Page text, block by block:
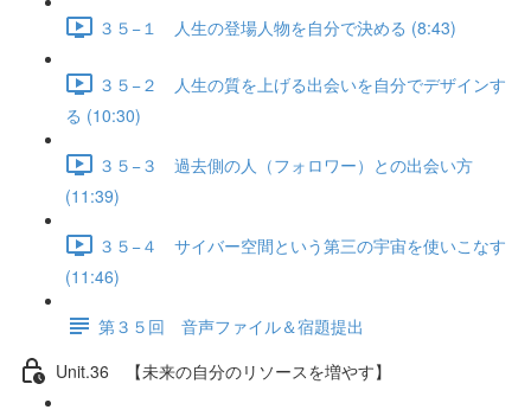
３５−１ 人生の登場人物を自分で決める (8:43)
３５−２ 人生の質を上げる出会いを自分でデザインす
る (10:30)
３５−３ 過去側の人（フォロワー）との出会い方
(11:39)
３５−４ サイバー空間という第三の宇宙を使いこなす
(11:46)
第３５回 音声ファイル＆宿題提出
Unit.36 【未来の自分のリソースを増やす】